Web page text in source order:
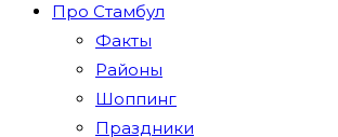
Про Стамбул
Факты
Районы
Шоппинг
Праздники